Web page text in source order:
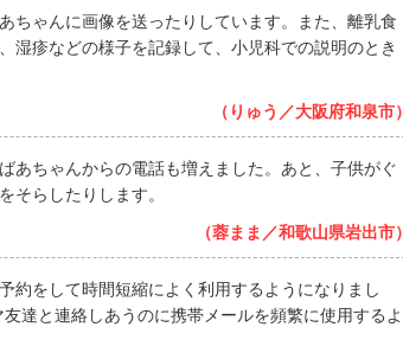
ちゃんに画像を送ったりしています。また、離乳食
湿疹などの様子を記録して、小児科での説明のとき
（りゅう／大阪府和泉市）
あちゃんからの電話も増えました。あと、子供がぐ
そらしたりします。
（蓉まま／和歌山県岩出市）
約をして時間短縮によく利用するようになりまし
達と連絡しあうのに携帯メールを頻繁に使用するよ